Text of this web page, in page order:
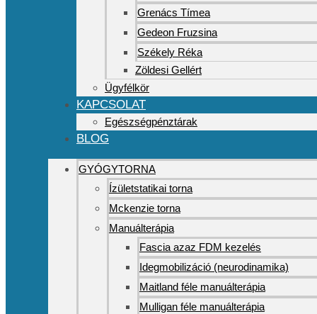
Grenács Tímea
Gedeon Fruzsina
Székely Réka
Zöldesi Gellért
Ügyfélkör
KAPCSOLAT
Egészségpénztárak
BLOG
GYÓGYTORNA
Ízületstatikai torna
Mckenzie torna
Manuálterápia
Fascia azaz FDM kezelés
Idegmobilizáció (neurodinamika)
Maitland féle manuálterápia
Mulligan féle manuálterápia